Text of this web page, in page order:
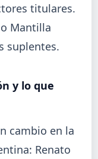
–
titulares.
Mantilla
suplentes.
y lo que
cambio en la
Renato